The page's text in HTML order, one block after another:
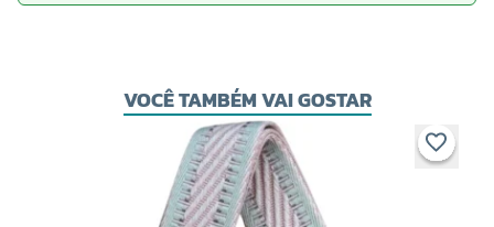
VOCÊ TAMBÉM VAI GOSTAR